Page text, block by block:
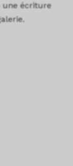
une écriture